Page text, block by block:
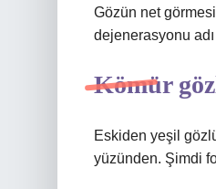
Gözün net
dejenerasyonu
Kömür
Eskiden yeşil
yüzünden. Şimdi